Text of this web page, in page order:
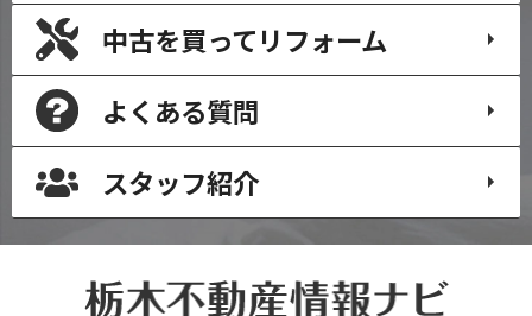
中古を買ってリフォーム
よくある質問
スタッフ紹介